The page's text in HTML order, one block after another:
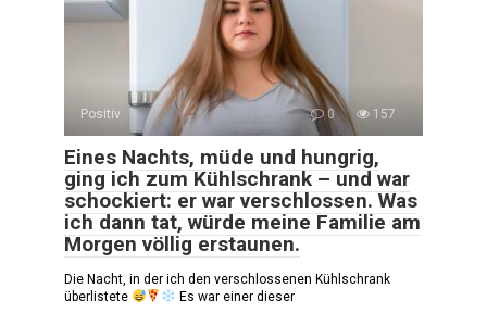
Positiv 0 157
Eines Nachts, müde und hungrig,
ging ich zum Kühlschrank – und war
schockiert: er war verschlossen. Was
ich dann tat, würde meine Familie am
Morgen völlig erstaunen.
Die Nacht, in der ich den verschlossenen Kühlschrank
überlistete
Es war einer dieser